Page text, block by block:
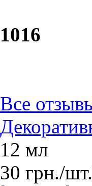
1016
Все
12 мл
30 грн./шт.